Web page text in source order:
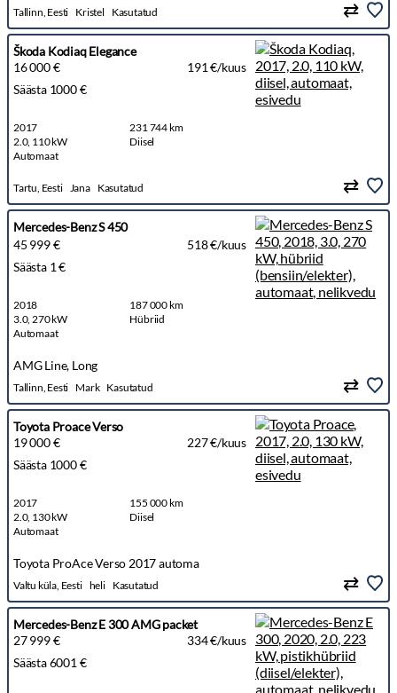
Tallinn, Eesti Kristel Kasutatud
Škoda Kodiaq Elegance
16 000 €
191 €/kuus
Säästa 1000 €
2017
231 744 km
2.0, 110 kW
Diisel
Automaat
Tartu, Eesti Jana Kasutatud
Mercedes-Benz S 450
45 999 €
518 €/kuus
Säästa 1 €
2018
187 000 km
3.0, 270 kW
Hübriid
Automaat
AMG Line, Long
Tallinn, Eesti Mark Kasutatud
Toyota Proace Verso
19 000 €
227 €/kuus
Säästa 1000 €
2017
155 000 km
2.0, 130 kW
Diisel
Automaat
Toyota ProAce Verso 2017 automa
Valtu küla, Eesti heli Kasutatud
Mercedes-Benz E 300 AMG packet
27 999 €
334 €/kuus
Säästa 6001 €